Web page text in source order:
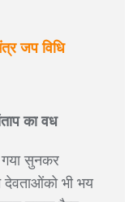
जप विधि
का वध
गया सुनकर
भी भय